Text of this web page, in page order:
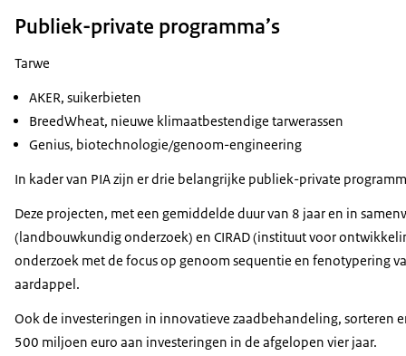
Publiek-private programma’s
Tarwe
AKER, suikerbieten
BreedWheat, nieuwe klimaatbestendige tarwerassen
Genius, biotechnologie/genoom-engineering
In kader van PIA zijn er drie belangrijke publiek-private
Deze projecten, met een gemiddelde duur van 8 jaar en in
(landbouwkundig onderzoek) en CIRAD (instituut voor
onderzoek met de focus op genoom sequentie en fenotypering
aardappel.
Ook de investeringen in innovatieve zaadbehandeling, sorteren
500 miljoen euro aan investeringen in de afgelopen vier jaar.